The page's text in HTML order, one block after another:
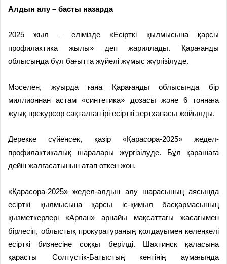
Алдын алу – басты назарда
2025 жыл – елімізде «Есірткі қылмысына қарсы
профилактика жылы» деп жариялады. Қарағанды
облысында бұл бағытта жүйелі жұмыс жүргізілуде.
Мәселен, жуырда ғана Қарағанды облысында бір
миллионнан астам «синтетика» дозасы және 6 тоннаға
жуық прекурсор сақталған ірі есірткі зертханасы жойылды.
Дерекке сүйенсек, қазір «Қарасора-2025» жедел-
профилактикалық шаралары жүргізілуде. Бұл қарашаға
дейін жалғасатынын атап өткен жөн.
«Қарасора-2025» жедел-алдын алу шарасының аясында
есірткі қылмысына қарсы іс-қимыл басқармасының
қызметкерлері «Арлан» арнайы мақсаттағы жасағымен
бірлесіп, облыстық прокуратураның қолдауымен көлеңкелі
есірткі бизнесіне соққы берілді. Шахтинск қаласына
қарасты Солтүстік-Батыстың кентінің аумағында